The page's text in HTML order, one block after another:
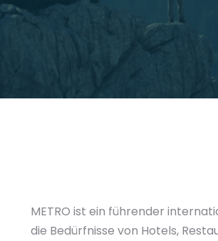
METRO ist ein führender
die Bedürfnisse von Hotels,